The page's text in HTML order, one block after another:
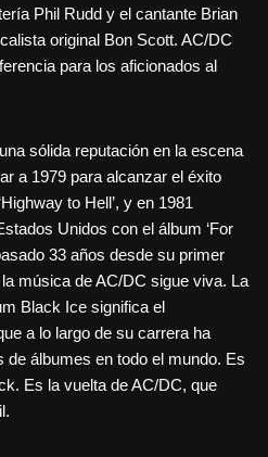
Phil Rudd y el cantante Brian
original Bon Scott. AC/DC
para los aficionados al
sólida reputación en la escena
a 1979 para alcanzar el éxito
to Hell’, y en 1981
Unidos con el álbum ‘For
33 años desde su primer
la música de AC/DC sigue viva. La
Black Ice significa el
a lo largo de su carrera ha
de álbumes en todo el mundo. Es
Es la vuelta de AC/DC, que